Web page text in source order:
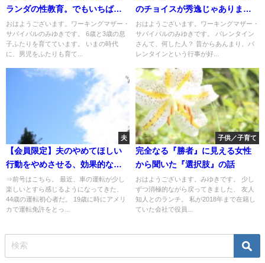
ランダの性教育。でもいちばん
受けて欲しいのは…
おはようございます。ワーキングマザー・
サバイバルのみゆきです。 6歳と3歳の息
子ふたりを育てています。 いまの時代
に、男児をふたりも育て...
のチョイスが秀逸じゃありませ
ん？
おはようございます。ワーキングマザー・
サバイバルのみゆきです。 バレンタイン
さんて、何した人？ 昔からあんまり、バ
レンタインという行事が好...
夫
【会員限定】夫のやめてほしい
行動をやめさせる、効果的な言
い方を発見したかもしれない。
⇒前号はこちら。 最近、車の運転が少し
楽しいとすら感じるようになってきた、
44歳の運転初心者だ。 19歳に時にアメリ
カで運転免許をとっ...
子供／子育て
完全なる『勝者』に見える女性
から聞いた『選択肢』の話
おはようございます。みゆきです。 少し
ずつ消極的ながら戻ってきました、 友人
知人とのランチ。 私が2018年まで在籍し
ていた会社で役員...